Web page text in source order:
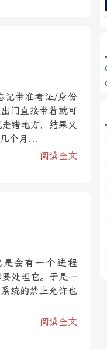
记带准考证/身份
门直接带着就可
错地方，结果又
个月...
阅读全文
会有一个进程
处理它。于是一
统的禁止允许也
阅读全文